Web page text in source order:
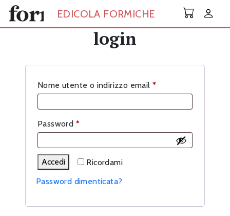
Skip to main content
EDICOLA FORMICHE
login
Nome utente o indirizzo email *Richiesto
Password *Richiesto
Ricordami
Accedi
Password dimenticata?